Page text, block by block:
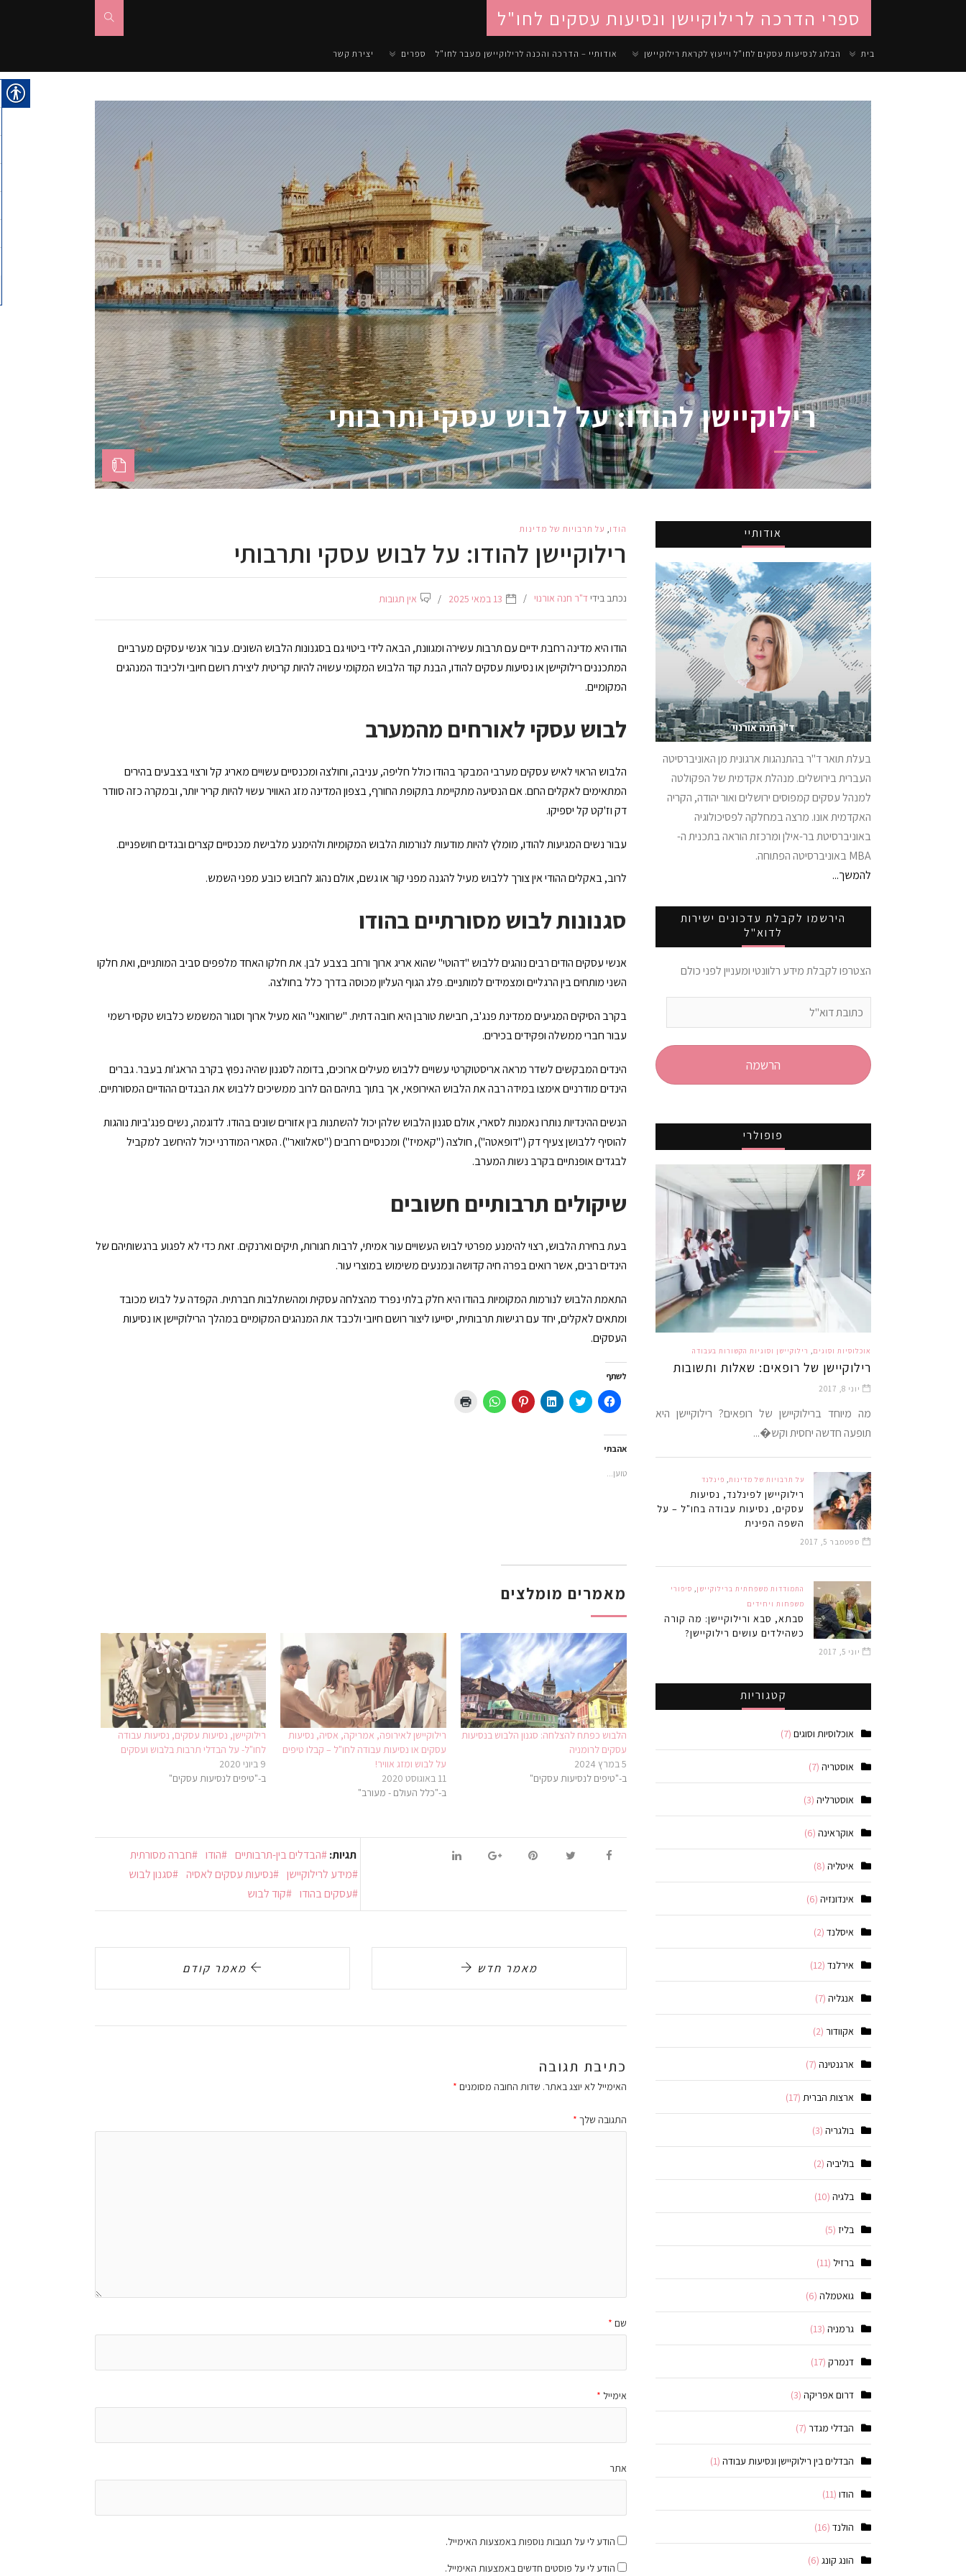
ספרי הדרכה לרילוקיישן ונסיעות עסקים לחו"ל
בית הבלוג לנסיעות עסקים לחו"ל וייעוץ לקראת רילוקיישן אודותיי – הדרכה והכנה לרילוקיישן מעבר לחו"ל ספרים יצירת קשר
רילוקיישן להודו: על לבוש עסקי ותרבותי
הודו, על תרבויות של מדינות
רילוקיישן להודו: על לבוש עסקי ותרבותי
נכתב בידיד"ר חנה אורנוי 13 במאי 2025 אין תגובות
הודו היא מדינה רחבת ידיים עם תרבות עשירה ומגוונת, הבאה לידי ביטוי גם בסגנונות הלבוש השונים. עבור אנשי עסקים מערביים
המתכננים רילוקיישן או נסיעות עסקים להודו, הבנת קוד הלבוש המקומי עשויה להיות קריטית ליצירת רושם חיובי ולכיבוד המנהגים
המקומיים.
לבוש עסקי לאורחים מהמערב
הלבוש הראוי לאיש עסקים מערבי המבקר בהודו כולל חליפה, עניבה, וחולצה ומכנסיים עשויים מאריג קל ורצוי בצבעים בהירים
המתאימים לאקלים החם. אם הנסיעה מתקיימת בתקופת החורף, בצפון המדינה מזג האוויר עשוי להיות קריר יותר, ובמקרה כזה סוודר
דק וז'קט קל יספיקו.
עבור נשים המגיעות להודו, מומלץ להיות מודעות לנורמות הלבוש המקומיות ולהימנע מלבישת מכנסיים קצרים ובגדים חושפניים.
לרוב, באקלים ההודי אין צורך ללבוש מעיל להגנה מפני קור או גשם, אולם נהוג לחבוש כובע מפני השמש.
סגנונות לבוש מסורתיים בהודו
אנשי עסקים הודים רבים נוהגים ללבוש "דהוטי" שהוא אריג ארוך ורחב בצבע לבן. את חלקו האחד מלפפים סביב המותניים, ואת חלקו
השני מותחים בין הרגליים ומצמידים למותניים. פלג הגוף העליון מכוסה בדרך כלל בחולצה.
בקרב הסיקים המגיעים ממדינת פנג'ב, חבישת טורבן היא חובה דתית. "שרוואני" הוא מעיל ארוך וסגור המשמש כלבוש טקסי רשמי
עבור חברי ממשלה ופקידים בכירים.
הינדים המבקשים לשדר מראה אריסטוקרטי עשויים ללבוש מעילים ארוכים, בדומה לסגנון שהיה נפוץ בקרב הראג'ות בעבר. גברים
הינדים מודרניים אימצו במידה רבה את הלבוש האירופאי, אך בתוך בתיהם הם לרוב ממשיכים ללבוש את הבגדים ההודיים המסורתיים.
הנשים ההינדיות נותרו נאמנות לסארי, אולם סגנון הלבוש שלהן יכול להשתנות בין אזורים שונים בהודו. לדוגמה, נשים פנג'ביות נוהגות
להוסיף ללבושן צעיף דק ("דופאטה"), חולצה ("קאמיז") ומכנסיים רחבים ("סאלוואר"). הסארי המודרני יכול להיחשב למקביל
לבגדים אופנתיים בקרב נשות המערב.
שיקולים תרבותיים חשובים
בעת בחירת הלבוש, רצוי להימנע מפרטי לבוש העשויים עור אמיתי, לרבות חגורות, תיקים וארנקים. זאת כדי לא לפגוע ברגשותיהם של
הינדים רבים, אשר רואים בפרה חיה קדושה ונמנעים משימוש במוצרי עור.
התאמת הלבוש לנורמות המקומיות בהודו היא חלק בלתי נפרד מהצלחה עסקית ומהשתלבות חברתית. הקפדה על לבוש מכובד
ומתאים לאקלים, יחד עם רגישות תרבותית, יסייעו ליצור רושם חיובי ולכבד את המנהגים המקומיים במהלך הרילוקיישן או נסיעות
העסקים.
לשתף
לחיצה
לשיתוף
לחצו
כדי
לחצו
כדי
לחץ
כדי
לחיצה
לשיתוף
אהבתי
טוען...
מאמרים מומלצים
הלבוש כפתח להצלחה: סגנון הלבוש בנסיעות
עסקים לרומניה
5 במרץ 2024
ב-"טיפים לנסיעות עסקים"
רילוקיישן לאירופה, אמריקה, אסיה, נסיעות
עסקים או נסיעות עבודה לחו"ל – קבלו טיפים
על לבוש ומזג אוויר!
11 באוגוסט 2020
ב-"כלל העולם - מעורב"
רילוקיישן, נסיעות עסקים, נסיעות עבודה
לחו"ל- על הבדלי תרבות בלבוש ועסקים
9 ביוני 2020
ב-"טיפים לנסיעות עסקים"
תגיות: הבדלים בין-תרבותיים הודו
חברה מסורתית
מידע לרילוקיישן
נסיעות עסקים לאסיה
סגנון לבוש
עסקים בהודו
קוד לבוש
מאמר קודם מאמר חדש
כתיבת תגובה
האימייל לא יוצג באתר. שדות החובה מסומנים *
התגובה שלך *
שם *
אימייל *
אתר
הודע לי על תגובות נוספות באמצעות האימייל.
הודע לי על פוסטים חדשים באמצעות האימייל.
אודותיי
ד"ר חנה אורנוי
בעלת תואר ד"ר בהתנהגות ארגונית מן האוניברסיטה
העברית בירושלים. מנהלת אקדמית של הפקולטה
למנהל עסקים קמפוסים ירושלים ואור יהודה, הקריה
האקדמית אונו. מרצה במחלקה לפסיכולוגיה
באוניברסיטת בר-אילן ומרכזת הוראה בתכנית ה-
MBA באוניברסיטה הפתוחה.
להמשך...
הירשמו לקבלת עדכונים ישירות
לדוא"ל
הצטרפו לקבלת מידע רלוונטי ומעניין לפני כולם
הרשמה
פופולרי
אוכלוסיות וסוגים, רילוקיישן וסוגיות הקשורות בעבודה
רילוקיישן של רופאים: שאלות ותשובות
יוני 8, 2017
מה מיוחד ברילוקיישן של רופאים? רילוקיישן היא
תופעה חדשה יחסית וקש�...
על תרבויות של מדינות, פינלנד
רילוקיישן לפינלנד, נסיעות
עסקים, נסיעות עבודה בחו"ל – על
השפה הפינית
ספטמבר 5, 2017
התמודדות משפחתית ברילוקיישן, סיפורי
משפחות ויחידים
סבתא, סבא ורילוקיישן: מה קורה
כשהילדים עושים רילוקיישן?
יוני 5, 2017
קטגוריות
אוכלוסיות וסוגים (7)
אוסטריה (7)
אוסטרליה (3)
אוקראינה (6)
איטליה (8)
אינדונזיה (6)
איסלנד (2)
אירלנד (12)
אנגליה (7)
אקוודור (2)
ארגנטינה (7)
ארצות הברית (17)
בולגריה (3)
בוליביה (2)
בלגיה (10)
בליז (5)
ברזיל (11)
גואטמלה (6)
גרמניה (13)
דנמרק (17)
דרום אפריקה (3)
הבדלי מגדר (7)
הבדלים בין רילוקיישן ונסיעות עבודה (1)
הודו (11)
הולנד (16)
הונג קונג (6)